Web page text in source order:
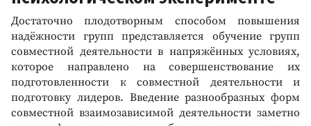
Достаточно плодотворным способом повышения
надёжности групп представляется обучение групп
совместной деятельности в напряжённых условиях,
которое направлено на совершенствование их
подготовленности к совместной деятельности и
подготовку лидеров. Введение разнообразных форм
совместной взаимозависимой деятельности заметно